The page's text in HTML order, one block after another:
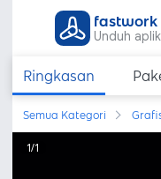
fastwork
Unduh
Ringkasan
Semua Kategori
1/1